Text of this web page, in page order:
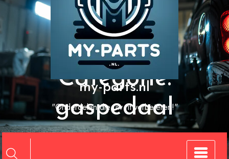
my-parts.nl
"Onderdelen die uw rit verbeteren!"
Categorie:
gaspedaal